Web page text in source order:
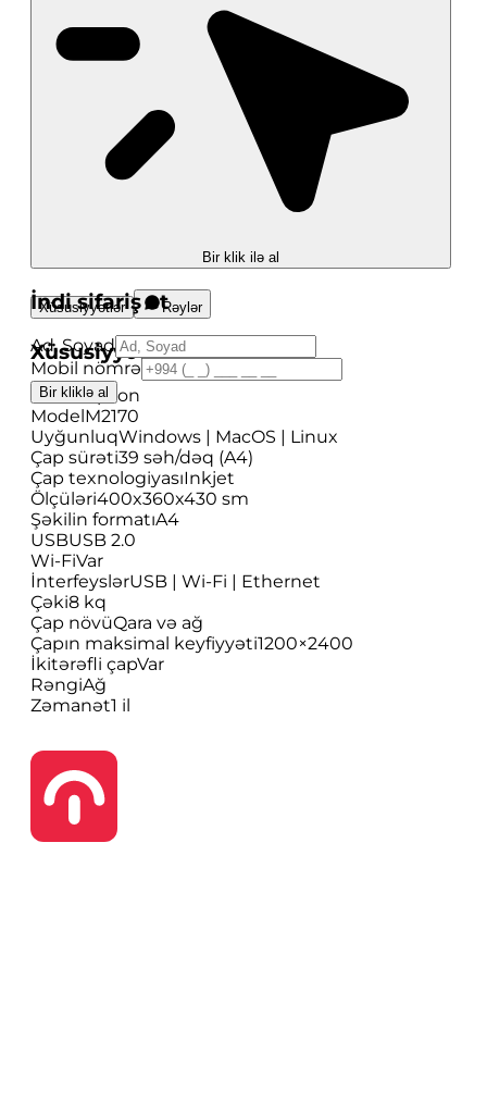
Bir klik ilə al
İndi sifariş et
Ad, Soyad
Mobil nömrə
Bir kliklə al
Xüsusiyyətlər Rəylər
Xüsusiyyətlər
BrendEpson
ModelM2170
UyğunluqWindows | MacOS | Linux
Çap sürəti39 səh/dəq (A4)
Çap texnologiyasıInkjet
Ölçüləri400x360x430 sm
Şəkilin formatıA4
USBUSB 2.0
Wi-FiVar
İnterfeyslərUSB | Wi-Fi | Ethernet
Çəki8 kq
Çap növüQara və ağ
Çapın maksimal keyfiyyəti1200×2400
İkitərəfli çapVar
RəngiAğ
Zəmanət1 il